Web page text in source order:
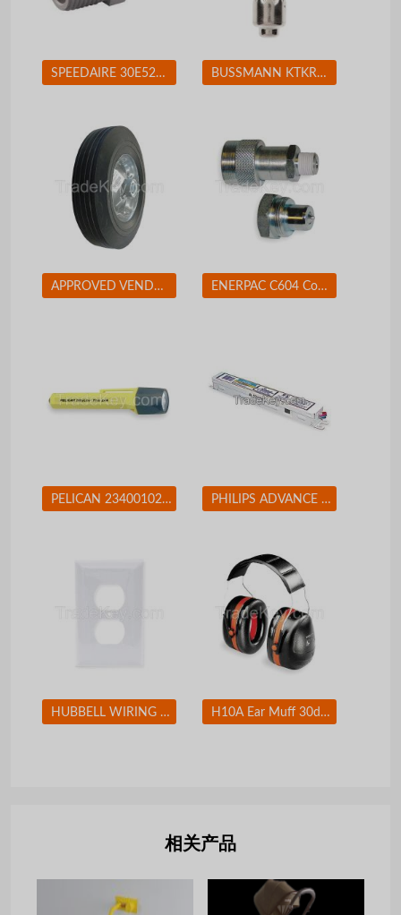
SPEEDAIRE 30E524 Coupler Plug (M)NPT 1/4 Aluminum BUSSMANN KTKR3 Fuse 3A Class CC KTK-R 600VAC
APPROVED VENDOR 1NWZ7 Solid Rubber Whl 10 In 450 lb ENERPAC C604 Coupler Set 3/8-18 Body Steel
PELICAN 2340010245G Flashlight Xenon Yellow 10 L AA PHILIPS ADVANCE ICN2M32MC Electronic Ballast T8 Lamps 120/277V
HUBBELL WIRING DEVICE-KELLEMS NP8W Wall Plate Duplex 1Gang White H10A Ear Muff 30dB Over-the-Head Black/Orange
相关产品